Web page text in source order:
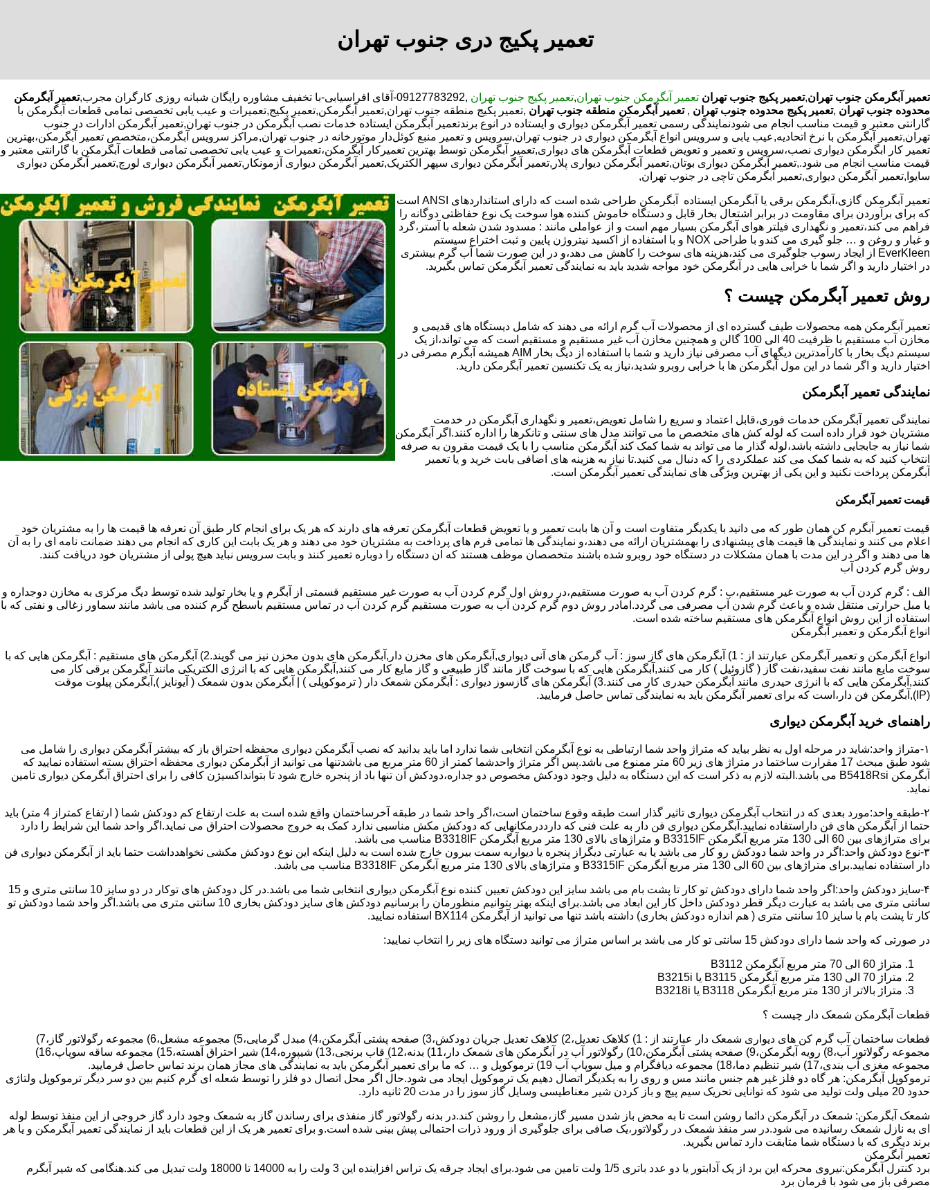
تعمیر پکیج دری جنوب تهران
تعمیر آبگرمکن جنوب تهران,تعمیر پکیج جنوب تهران تعمیر آبگرمکن جنوب تهران,تعمیر پکیج جنوب تهران ,09127783292-آقای افراسیابی-با تخفیف مشاوره رایگان شبانه روزی کارگران مجرب,
تعمیر آبگرمکن
محدوده جنوب تهران ,تعمیر پکیج محدوده جنوب تهران , تعمیر آبگرمکن منطقه جنوب تهران ,تعمیر پکیج منطقه جنوب تهران,تعمیر آبگرمکن,تعمیر پکیج,تعمیرات و عیب یابی تخصصی تمامی قطعات آبگرمکن با
گارانتی معتبر و قیمت مناسب انجام می شودنمایندگی رسمی تعمیر آبگرمکن دیواری و ایستاده در انوع برندتعمیر آبگرمکن ایستاده خدمات نصب آبگرمکن در جنوب تهران,تعمیر آبگرمکن ادارات در جنوب
تهران,تعمیر آبگرمکن با نرخ اتحادیه,عیب یابی و سرویس انواع آبگرمکن دیواری در جنوب تهران,سرویس و تعمیر منبع کوئل‌دار موتورخانه در جنوب تهران,مراکز سرویس آبگرمکن،متخصص تعمیر آبگرمکن،بهترین
تعمیر کار ابگرمکن دیواری نصب،سرویس و تعمیر و تعویض قطعات آبگرمکن های دیواری,تعمیر آبگرمکن توسط بهترین تعمیرکار آبگرمکن،تعمیرات و عیب یابی تخصصی تمامی قطعات آبگرمکن با گارانتی معتبر و
قیمت مناسب انجام می شود.,تعمیر آبگرمکن دیواری بوتان,تعمیر آبگرمکن دیواری پلار,تعمیر آبگرمکن دیواری سپهر الکتریک,تعمیر آبگرمکن دیواری آزمونکار,تعمیر آبگرمکن دیواری لورچ,تعمیر آبگرمکن دیواری
سایوا,تعمیر آبگرمکن دیواری,تعمیر آبگرمکن تاچی در جنوب تهران,
تعمیر آبگرمکن گازی،آبگرمکن برقی یا آبگرمکن ایستاده ​ آبگرمکن طراحی شده است که دارای استانداردهای ANSI است
که برای برآوردن برای مقاومت در برابر اشتعال بخار قابل و دستگاه خاموش کننده هوا سوخت یک نوع حفاظتی دوگانه را
فراهم می کند،تعمیر و نگهداری فیلتر هوای آبگرمکن بسیار مهم است و از عواملی مانند : مسدود شدن شعله با آستر،گرد
و غبار و روغن و … جلو گیری می کندو با طراحی NOX و با استفاده از اکسید نیتروژن پایین و ثبت اختراع سیستم
EverKleen از ایجاد رسوب جلوگیری می کند،هزینه های سوخت را کاهش می دهد،و در این صورت شما آب گرم بیشتری
در اختیار دارید و اگر شما با خرابی هایی در آبگرمکن خود مواجه شدید باید به نمایندگی تعمیر آبگرمکن تماس بگیرید.
روش تعمیر آبگرمکن چیست ؟
تعمیر آبگرمکن همه محصولات طیف گسترده ای از محصولات آب گرم ارائه می دهند که شامل دیستگاه های قدیمی و
مخازن آب مستقیم با ظرفیت 40 الی 100 گالن و همچنین مخازن آب غیر مستقیم و مستقیم است که می تواند،از یک
سیستم دیگ بخار با کارآمدترین دیگهای آب مصرفی نیاز دارید و شما با استفاده از دیگ بخار AIM همیشه آبگرم مصرفی در
اختیار دارید و اگر شما در این مول آبگرمکن ها با خرابی روبرو شدید،نیاز به یک تکنسین تعمیر آبگرمکن دارید.
نمایندگی تعمیر آبگرمکن
نمایندگی تعمیر آبگرمکن خدمات فوری،قابل اعتماد و سریع را شامل تعویض،تعمیر و نگهداری آبگرمکن در خدمت
مشتریان خود قرار داده است که لوله کش های متخصص ما می توانند مدل های سنتی و تانکرها را اداره کنند.اگر آبگرمکن
شما نیاز به جابجایی داشته باشد،لوله گذار ما می تواند به شما کمک کند آبگرمکن مناسب را با یک قیمت مقرون به صرفه
انتخاب کنید که به شما کمک می کند عملکردی را که دنبال می کنید.تا نیاز به هزینه های اضافی بابت خرید و یا تعمیر
آبگرمکن پرداخت نکنید و این یکی از بهترین ویژگی های نمایندگی تعمیر آبگرمکن است.
قیمت تعمیر آبگرمکن
قیمت تعمیر آبگرم کن همان طور که می دانید با یکدیگر متفاوت است و آن ها بابت تعمیر و یا تعویض قطعات آبگرمکن تعرفه های دارند که هر یک برای انجام کار طبق آن تعرفه ها قیمت ها را به مشتریان خود
اعلام می کنند و نمایندگی ها قیمت های پیشنهادی را بهمشتریان ارائه می دهند،و نمایندگی ها تمامی فرم های پرداخت به مشتریان خود می دهند و هر یک بابت این کاری که انجام می دهند ضمانت نامه ای را به آن
ها می دهند و اگر در این مدت با همان مشکلات در دستگاه خود روبرو شده باشند متخصصان موظف هستند که ان دستگاه را دوباره تعمیر کنند و بابت سرویس نباید هیچ پولی از مشتریان خود دریافت کنند.
روش گرم کردن آب
الف : گرم کردن آب به صورت غیر مستقیم،ب : گرم کردن آب به صورت مستقیم،در روش اول گرم کردن آب به صورت غیر مستقیم قسمتی از آبگرم و یا بخار تولید شده توسط دیگ مرکزی به مخازن دوجداره و
یا مبل حرارتی منتقل شده و باعث گرم شدن آب مصرفی می گردد.امادر روش دوم گرم کردن آب به صورت مستقیم گرم کردن آب در تماس مستقیم باسطح گرم کننده می باشد مانند سماور زغالی و نفتی که با
استفاده از این روش انواع آبگرمکن های مستقیم ساخته شده است.
انواع آبگرمکن و تعمیر آبگرمکن
انواع آبگرمکن و تعمیر آبگرمکن عبارتند از : 1) آبگرمکن های گاز سوز : آب گرمکن های آنی دیواری,آبگرمکن های مخزن دار,آبگرمکن های بدون مخزن نیز می گویند.2) آبگرمکن های مستقیم : آبگرمکن هایی که با
سوخت مایع مانند نفت سفید،نفت گاز ( گازوئیل ) کار می کنند,آبگرمکن هایی که با سوخت گاز مانند گاز طبیعی و گاز مایع کار می کنند,آبگرمکن هایی که با انرژی الکتریکی مانند آبگرمکن برقی کار می
کنند,آبگرمکن هایی که با انرژی حیدری مانند آبگرمکن حیدری کار می کنند.3) آبگرمکن های گازسوز دیواری : آبگرمکن شمعک دار ( ترموکوپلی ) | آبگرمکن بدون شمعک ( آیونایز ),آبگرمکن پیلوت موقت
(IP),آبگرمکن فن دار،است که برای تعمیر آبگرمکن باید به نمایندگی تماس حاصل فرمایید.
راهنمای خرید آبگرمکن دیواری
۱-متراژ واحد:شاید در مرحله اول به نظر بیاید که متراژ واحد شما ارتباطی به نوع آبگرمکن انتخابی شما ندارد اما باید بدانید که نصب آبگرمکن دیواری محفظه احتراق باز که بیشتر آبگرمکن دیواری را شامل می
شود طبق مبحث 17 مقرارت ساختما در متراژ های زیر 60 متر ممنوع می باشد.پس اگر متراژ واحدشما کمتر از 60 متر مربع می باشدتنها می توانید از آبگرمکن دیواری محفظه احتراق بسته استفاده نمایید که
آبگرمکن B5418Rsi می باشد.البته لازم به ذکر است که این دستگاه به دلیل وجود دودکش مخصوص دو جداره،دودکش آن تنها باد از پنجره خارج شود تا بتوانداکسیژن کافی را برای احتراق آبگرمکن دیواری تامین
نماید.
۲-طبقه واحد:مورد بعدی که در انتخاب آبگرمکن دیواری تاثیر گذار است طبقه وقوع ساختمان است،اگر واحد شما در طبقه آخرساختمان واقع شده است به علت ارتفاع کم دودکش شما ( ارتفاع کمتراز 4 متر) باید
حتما از آبگرمکن های فن داراستفاده نمایید.آبگرمکن دیواری فن دار به علت فنی که دارددرمکانهایی که دودکش مکش مناسبی ندارد کمک به خروج محصولات احتراق می نماید.اگر واحد شما این شرایط را دارد
برای متراژهای بین 60 الی 130 متر مربع آبگرمکن B3315IF و متراژهای بالای 130 متر مربع آبگرمکن B3318IF مناسب می باشد.
۳-نوع دودکش واحد:اگر در واحد شما دودکش رو کار می باشد یا به عبارتی دیگراز پنجره یا دیواربه سمت بیرون خارج شده است به دلیل اینکه این نوع دودکش مکشی نخواهدداشت حتما باید از آبگرمکن دیواری فن
دار استفاده نمایید.برای متراژهای بین 60 الی 130 متر مربع آبگرمکن B3315IF و متراژهای بالای 130 متر مربع آبگرمکن B3318IF مناسب می باشد.
۴-سایز دودکش واحد:اگر واحد شما دارای دودکش تو کار تا پشت بام می باشد سایز این دودکش تعیین کننده نوع آبگرمکن دیواری انتخابی شما می باشد.در کل دودکش های توکار در دو سایز 10 سانتی متری و 15
سانتی متری می باشد به عبارت دیگر قطر دودکش داخل کار این ابعاد می باشد.برای اینکه بهتر بتوانیم منظورمان را برسانیم دودکش های سایز دودکش بخاری 10 سانتی متری می باشد.اگر واحد شما دودکش تو
کار تا پشت بام با سایز 10 سانتی متری ( هم اندازه دودکش بخاری) داشته باشد تنها می توانید از آبگرمکن BX114 استفاده نمایید.
در صورتی که واحد شما دارای دودکش 15 سانتی تو کار می باشد بر اساس متراژ می توانید دستگاه های زیر را انتخاب نمایید:
متراژ 60 الی 70 متر مربع آبگرمکن B3112
متراژ 70 الی 130 متر مربع آبگرمکن B3115 یا B3215i
متراژ بالاتر از 130 متر مربع آبگرمکن B3118 یا B3218i
قطعات آبگرمکن شمعک دار چیست ؟
قطعات ساختمان آب گرم کن های دیواری شمعک دار عبارتند از : 1) کلاهک تعدیل،2) کلاهک تعدیل جریان دودکش،3) صفحه پشتی آبگرمکن،4) مبدل گرمایی،5) مجموعه مشعل،6) مجموعه رگولاتور گاز،7)
مجموعه رگولاتور آب،8) رویه آبگرمکن،9) صفحه پشتی آبگرمکن،10) رگولاتور آب در آبگرمکن های شمعک دار،11) بدنه،12) قاب برنجی،13) شیپوره،14) شیر احتراق آهسته،15) مجموعه ساقه سوپاپ،16)
مجموعه مغزی آب بندی،17) شیر تنظیم دما،18) مجموعه دیافگرام و میل سوپاپ آب 19) ترموکوپل و … که ما برای تعمیر آبگرمکن باید به نمایندگی های مجاز همان برند تماس حاصل فرمایید.
ترموکوپل آبگرمکن: هر گاه دو فلز غیر هم جنس مانند مس و روی را به یکدیگر اتصال دهیم یک ترموکوپل ایجاد می شود.حال اگر محل اتصال دو فلز را توسط شعله ای گرم کنیم بین دو سر دیگر ترموکوپل ولتاژی
حدود 20 میلی ولت تولید می شود که توانایی تحریک سیم پیچ و باز کردن شیر مغناطیسی وسایل گاز سوز را در مدت 20 ثانیه دارد.
شمعک آبگرمکن: شمعک در آبگرمکن دائما روشن است تا به محض باز شدن مسیر گاز،مشعل را روشن کند.در بدنه رگولاتور گاز منفذی برای رساندن گاز به شمعک وجود دارد گاز خروجی از این منفذ توسط لوله
ای به نازل شمعک رسانیده می شود.در سر منفذ شمعک در رگولاتور،یک صافی برای جلوگیری از ورود ذرات احتمالی پیش بینی شده است.و برای تعمیر هر یک از این قطعات باید از نمایندگی تعمیر آبگرمکن و یا هر
برند دیگری که با دستگاه شما متابقت دارد تماس بگیرید.
تعمیر آبگرمکن
برد کنترل آبگرمکن:نیروی محرکه این برد از یک آدابتور یا دو عدد باتری 1/5 ولت تامین می شود.برای ایجاد جرقه یک تراس افزاینده این 3 ولت را به 14000 تا 18000 ولت تبدیل می کند.هنگامی که شیر آبگرم
مصرفی باز می شود با فرمان برد